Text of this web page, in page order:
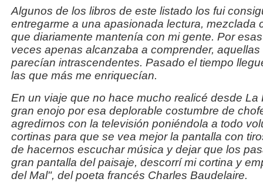
Algunos de los libros de este listado los fui
entregarme a una apasionada lectura, mezclada
que diariamente mantenía con mi gente. Por
veces apenas alcanzaba a comprender,
parecían intrascendentes. Pasado el tiempo
las que más me enriquecían.
En un viaje que no hace mucho realicé desde La
gran enojo por esa deplorable costumbre de
agredirnos con la televisión poniéndola a todo
cortinas para que se vea mejor la pantalla con
de hacernos escuchar música y dejar que los
gran pantalla del paisaje, descorrí mi cortina y
del Mal", del poeta francés Charles Baudelaire.